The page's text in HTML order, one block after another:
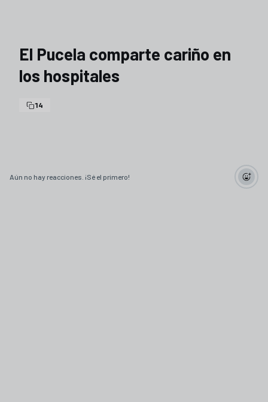
El Pucela comparte cariño en
los hospitales
14
Aún no hay reacciones. ¡Sé el primero!